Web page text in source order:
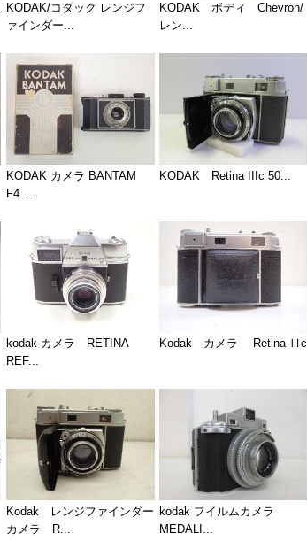
KODAK/コダック レンジフ
ァインダー...
KODAK ボディ Chevron/
レン...
KODAK カメラ BANTAM
F4....
KODAK Retina IIIc 50...
kodak カメラ RETINA
REF...
Kodak カメラ Retina Ⅲc
Kodak レンジファインダー
カメラ R...
kodak フイルムカメラ
MEDALI...